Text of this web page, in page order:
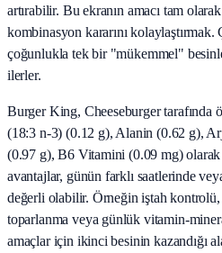
artırabilir. Bu ekranın amacı tam
kombinasyon kararını
çoğunlukla tek bir "mükemmel"
ilerler.
Burger King, Cheeseburger tarafında
(18:3 n-3) (0.12 g), Alanin (0.62 g),
(0.97 g), B6 Vitamini (0.09 mg)
avantajlar, günün farklı saatlerinde
değerli olabilir. Örneğin iştah kontrolü,
toparlanma veya günlük vitamin-
amaçlar için ikinci besinin kazandığı